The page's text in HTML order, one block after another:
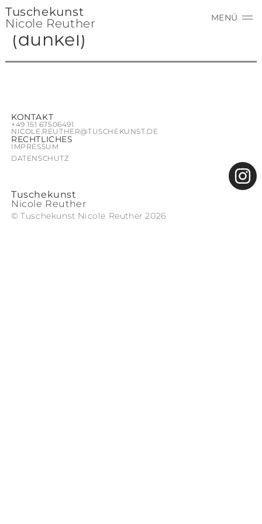
Tuschekunst
Nicole Reuther
MENÜ
Berg-Nebel-Landschaft
(dunkel)
Tuschekunst
Nicole Reuther
© Tuschekunst Nicole Reuther 2026
RECHTLICHES
IMPRESSUM
DATENSCHUTZ
KONTAKT
+49 ‭151 67506491‬
NICOLE.REUTHER@TUSCHEKUNST.DE